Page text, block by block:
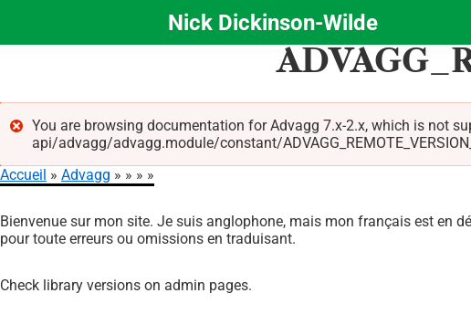
Aller
principal
Nick Dickinson-Wilde
Message
d'erreur
You are browsing documentation for Advagg 7.x-2.x, which is not
api/advagg/advagg.module/constant/
d'Ariane
Accueil Advagg
Bienvenue sur mon site. Je suis anglophone, mais mon français est en
pour toute erreurs ou omissions en traduisant.
Check library versions on admin pages.